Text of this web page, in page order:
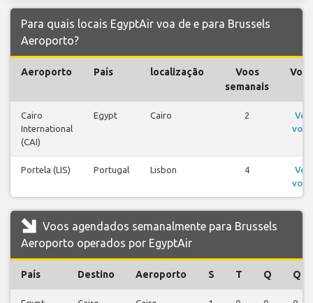
Para quais locais EgyptAir voa de e para Brussels
Aeroporto?
Aeroporto País localização
Voos
semanais
Voos
Cairo
International
(CAI)
Egypt Cairo 2
Ver
voos
Portela (LIS) Portugal Lisbon 4
Ver
voos
Voos agendados semanalmente para Brussels
Aeroporto operados por EgyptAir
País Destino Aeroporto S T Q Q